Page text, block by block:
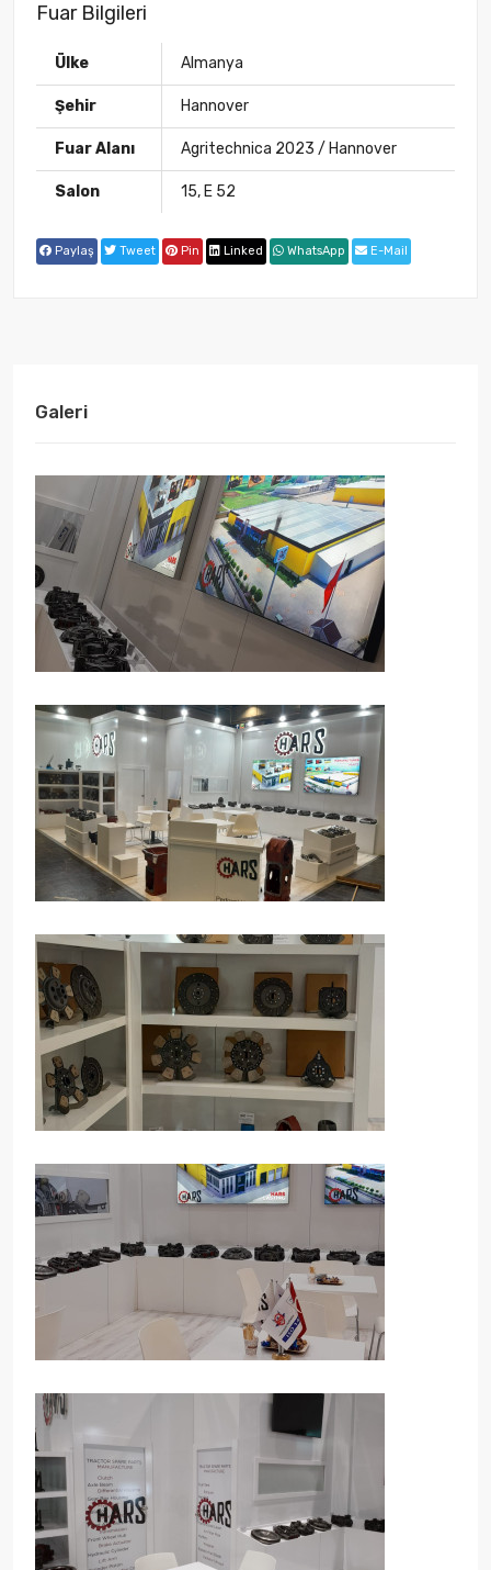
Fuar Bilgileri
Ülke Almanya
Şehir Hannover
Fuar Alanı Agritechnica 2023 / Hannover
Salon 15, E 52
Paylaş Tweet Pin Linked WhatsApp E-Mail
Galeri